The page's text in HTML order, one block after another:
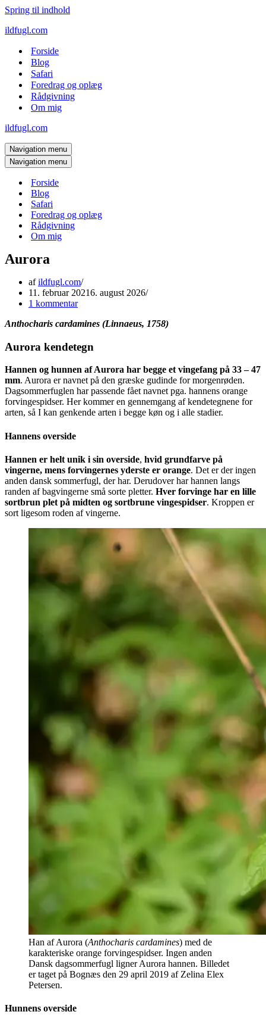
Spring til indhold
ildfugl.com
Forside
Blog
Safari
Foredrag og oplæg
Rådgivning
Om mig
ildfugl.com
Navigation menu
Navigation menu
Forside
Blog
Safari
Foredrag og oplæg
Rådgivning
Om mig
Aurora
afildfugl.com
11. februar 20216. august 2026
1 kommentar
Anthocharis cardamines (Linnaeus, 1758)
Aurora kendetegn
Hannen og hunnen af Aurora har begge et vingefang på 33 – 47
mm. Aurora er navnet på den græske gudinde for morgenrøden.
Dagsommerfuglen har passende fået navnet pga. hannens orange
forvingespidser. Her kommer en gennemgang af kendetegnene for
arten, så I kan genkende arten i begge køn og i alle stadier.
Hannens overside
Hannen er helt unik i sin overside, hvid grundfarve på
vingerne, mens forvingernes yderste er orange. Det er der ingen
anden dansk sommerfugl, der har. Derudover har hannen langs
randen af bagvingerne små sorte pletter. Hver forvinge har en lille
sortbrun plet på midten og sortbrune vingespidser. Kroppen er
sort ligesom roden af vingerne.
Han af Aurora (Anthocharis cardamines) med de
karakteriske orange forvingespidser. Ingen anden
Dansk dagsommerfugl ligner Aurora hannen. Billedet
er taget på Bognæs den 29 april 2019 af Zelina Elex
Petersen.
Hunnens overside